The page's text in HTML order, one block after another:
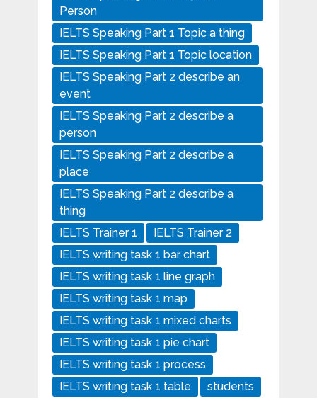
Person
IELTS Speaking Part 1 Topic a thing
IELTS Speaking Part 1 Topic location
IELTS Speaking Part 2 describe an
event
IELTS Speaking Part 2 describe a
person
IELTS Speaking Part 2 describe a
place
IELTS Speaking Part 2 describe a
thing
IELTS Trainer 1
IELTS Trainer 2
IELTS writing task 1 bar chart
IELTS writing task 1 line graph
IELTS writing task 1 map
IELTS writing task 1 mixed charts
IELTS writing task 1 pie chart
IELTS writing task 1 process
IELTS writing task 1 table
students